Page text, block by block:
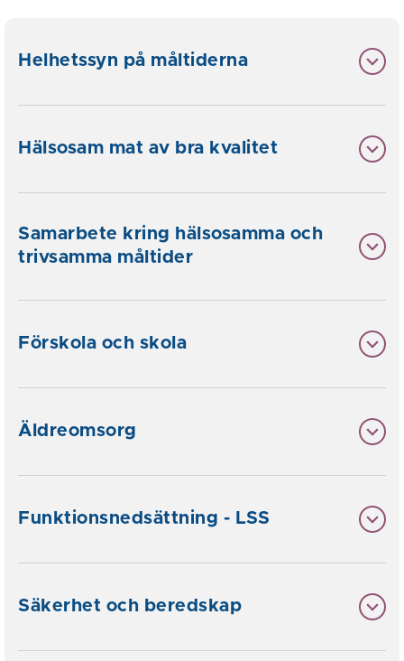
Helhetssyn på måltiderna
Hälsosam mat av bra kvalitet
Samarbete kring hälsosamma och
trivsamma måltider
Förskola och skola
Äldreomsorg
Funktionsnedsättning - LSS
Säkerhet och beredskap